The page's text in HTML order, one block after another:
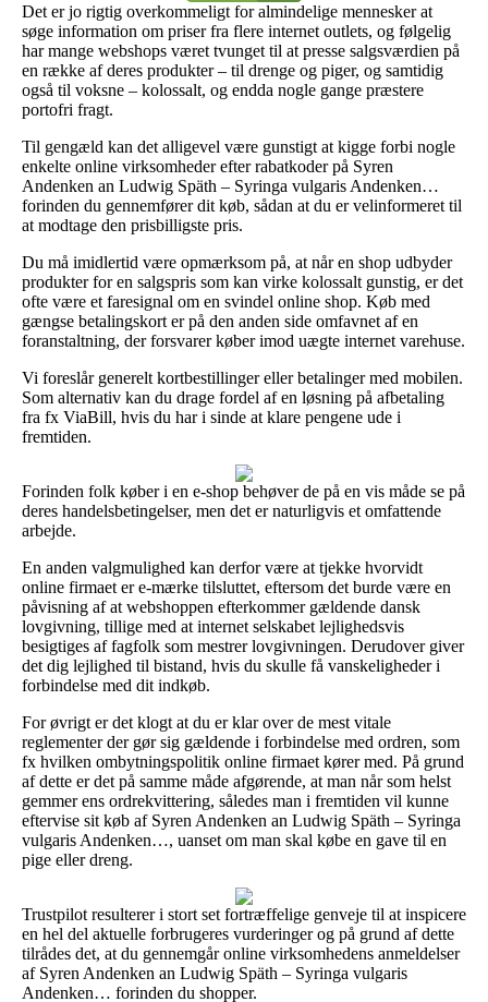
Det er jo rigtig overkommeligt for almindelige mennesker at
søge information om priser fra flere internet outlets, og følgelig
har mange webshops været tvunget til at presse salgsværdien på
en række af deres produkter – til drenge og piger, og samtidig
også til voksne – kolossalt, og endda nogle gange præstere
portofri fragt.
Til gengæld kan det alligevel være gunstigt at kigge forbi nogle
enkelte online virksomheder efter rabatkoder på Syren
Andenken an Ludwig Späth – Syringa vulgaris Andenken…
forinden du gennemfører dit køb, sådan at du er velinformeret til
at modtage den prisbilligste pris.
Du må imidlertid være opmærksom på, at når en shop udbyder
produkter for en salgspris som kan virke kolossalt gunstig, er det
ofte være et faresignal om en svindel online shop. Køb med
gængse betalingskort er på den anden side omfavnet af en
foranstaltning, der forsvarer køber imod uægte internet varehuse.
Vi foreslår generelt kortbestillinger eller betalinger med mobilen.
Som alternativ kan du drage fordel af en løsning på afbetaling
fra fx ViaBill, hvis du har i sinde at klare pengene ude i
fremtiden.
Forinden folk køber i en e-shop behøver de på en vis måde se på
deres handelsbetingelser, men det er naturligvis et omfattende
arbejde.
En anden valgmulighed kan derfor være at tjekke hvorvidt
online firmaet er e-mærke tilsluttet, eftersom det burde være en
påvisning af at webshoppen efterkommer gældende dansk
lovgivning, tillige med at internet selskabet lejlighedsvis
besigtiges af fagfolk som mestrer lovgivningen. Derudover giver
det dig lejlighed til bistand, hvis du skulle få vanskeligheder i
forbindelse med dit indkøb.
For øvrigt er det klogt at du er klar over de mest vitale
reglementer der gør sig gældende i forbindelse med ordren, som
fx hvilken ombytningspolitik online firmaet kører med. På grund
af dette er det på samme måde afgørende, at man når som helst
gemmer ens ordrekvittering, således man i fremtiden vil kunne
eftervise sit køb af Syren Andenken an Ludwig Späth – Syringa
vulgaris Andenken…, uanset om man skal købe en gave til en
pige eller dreng.
Trustpilot resulterer i stort set fortræffelige genveje til at inspicere
en hel del aktuelle forbrugeres vurderinger og på grund af dette
tilrådes det, at du gennemgår online virksomhedens anmeldelser
af Syren Andenken an Ludwig Späth – Syringa vulgaris
Andenken… forinden du shopper.